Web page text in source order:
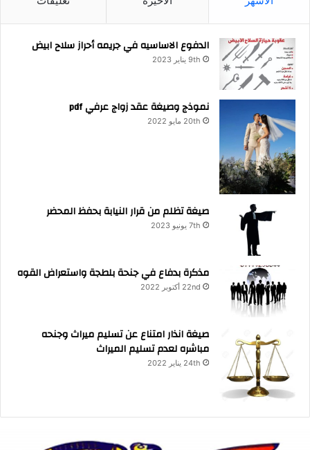
الدفوع الاساسيه في جريمه أحراز سلاح ابيض
9th يناير 2023
نموذج وصيغة عقد زواج عرفي pdf
20th مايو 2022
صيغة تظلم من قرار النيابة بحفظ المحضر
7th يونيو 2023
مذكرة بدفاع في جنحة بلطجة واستعراض القوه
22nd أكتوبر 2022
صيغة انذار امتناع عن تسليم ميراث وجنحه
مباشره لعدم تسليم الميراث
24th يناير 2022